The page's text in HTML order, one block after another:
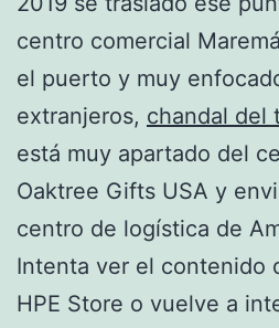
centro comercial
el puerto y muy
extranjeros, chandal del
está muy apartado del
Oaktree Gifts USA y
centro de logística de
Intenta ver el contenido
HPE Store o vuelve a